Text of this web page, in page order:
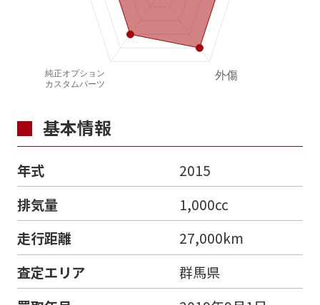
基本情報
年式
2015
排気量
1,000cc
走行距離
27,000km
査定エリア
群馬県